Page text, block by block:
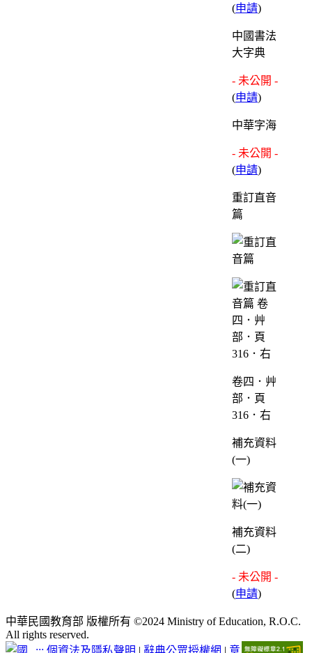
(申請)
中國書法
大字典
- 未公開 -
(申請)
中華字海
- 未公開 -
(申請)
重訂直音
篇
卷四．艸
部．頁
316．右
補充資料
(一)
補充資料
(二)
- 未公開 -
(申請)
中華民國教育部 版權所有 ©2024 Ministry of Education, R.O.C.
All rights reserved.
::: 個資法及隱私聲明 | 辭典公眾授權網 | 意